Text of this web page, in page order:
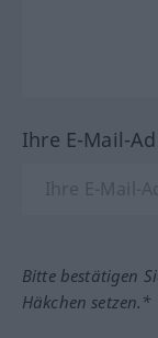
Ihre E-Mail-
Bitte bestätigen
Häkchen setzen.*